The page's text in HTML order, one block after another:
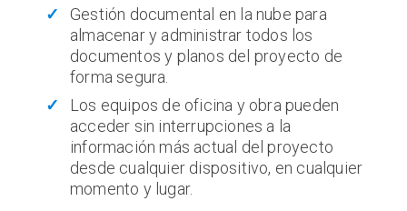
Gestión documental en la nube para
almacenar y administrar todos los
documentos y planos del proyecto de
forma segura.
Los equipos de oficina y obra pueden
acceder sin interrupciones a la
información más actual del proyecto
desde cualquier dispositivo, en cualquier
momento y lugar.